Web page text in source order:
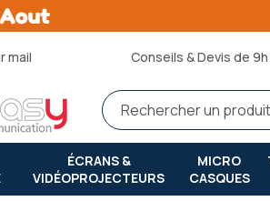
mail Conseils & Devis de
ÉCRANS &
VIDÉOPROJECTEURS
MICRO
CASQUES